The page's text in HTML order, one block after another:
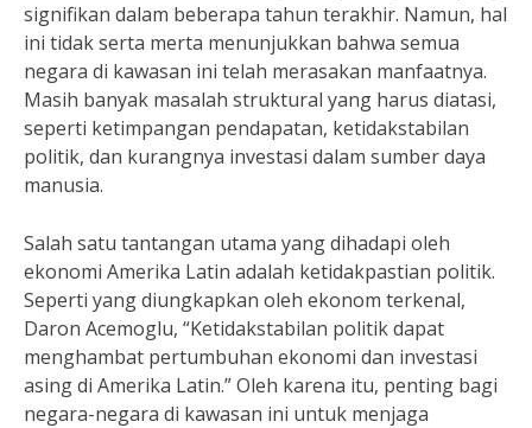
signifikan dalam beberapa tahun terakhir. Namun, hal
ini tidak serta merta menunjukkan bahwa semua
negara di kawasan ini telah merasakan manfaatnya.
Masih banyak masalah struktural yang harus diatasi,
seperti ketimpangan pendapatan, ketidakstabilan
politik, dan kurangnya investasi dalam sumber daya
manusia.
Salah satu tantangan utama yang dihadapi oleh
ekonomi Amerika Latin adalah ketidakpastian politik.
Seperti yang diungkapkan oleh ekonom terkenal,
Daron Acemoglu, “Ketidakstabilan politik dapat
menghambat pertumbuhan ekonomi dan investasi
asing di Amerika Latin.” Oleh karena itu, penting bagi
negara-negara di kawasan ini untuk menjaga